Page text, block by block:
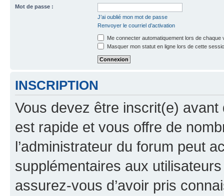
Mot de passe :
J’ai oublié mon mot de passe
Renvoyer le courriel d’activation
Me connecter automatiquement lors de chaque
Masquer mon statut en ligne lors de cette
INSCRIPTION
Vous devez être inscrit(e) avant
est rapide et vous offre de
l’administrateur du forum peut
supplémentaires aux
assurez-vous d’avoir pris